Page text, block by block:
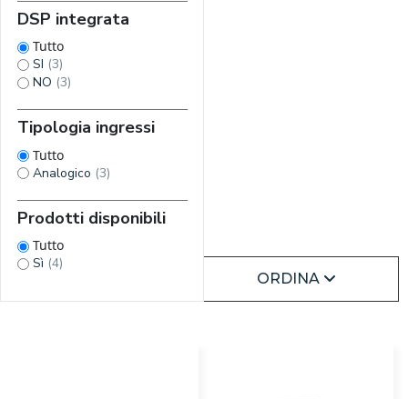
ORDINA
DSP integrata
Tutto
SI (3)
NO (3)
Tipologia ingressi
Tutto
Analogico (3)
Prodotti disponibili
Tutto
Sì (4)